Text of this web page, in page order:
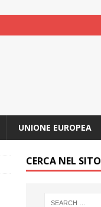
UNIONE EUROPEA
CERCA NEL SITO